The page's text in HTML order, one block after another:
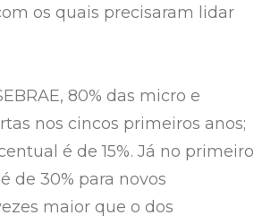
os quais precisaram lidar
80% das micro e
nos cincos primeiros anos;
é de 15%. Já no primeiro
de 30% para novos
maior que o dos